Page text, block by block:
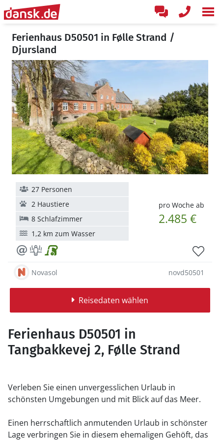
Ferienhaus D50501 in Følle Strand /
Djursland
pro Woche ab
2.485 €
27 Personen
2 Haustiere
8 Schlafzimmer
1,2 km zum Wasser
Novasol novd50501
Reisedaten wählen
Ferienhaus D50501 in
Tangbakkevej 2, Følle Strand
Verleben Sie einen unvergesslichen Urlaub in
schönsten Umgebungen und mit Blick auf das Meer.
Einen herrschaftlich anmutenden Urlaub in schönster
Lage verbringen Sie in diesem ehemaligen Gehöft, das